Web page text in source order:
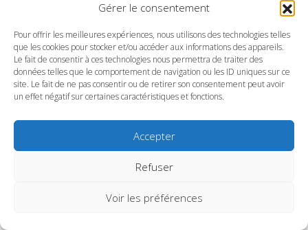
Gérer le consentement
Pour offrir les meilleures expériences, nous utilisons des technologies telles
que les cookies pour stocker et/ou accéder aux informations des appareils.
Le fait de consentir à ces technologies nous permettra de traiter des
données telles que le comportement de navigation ou les ID uniques sur ce
site. Le fait de ne pas consentir ou de retirer son consentement peut avoir
un effet négatif sur certaines caractéristiques et fonctions.
Accepter
Refuser
Voir les préférences
Suivez le conservatoire du Pays Basque sur les
réseaux
SITE DU CONSERVATOIRE